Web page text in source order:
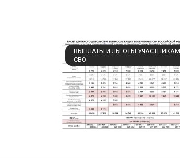
ВЫПЛАТЫ И ЛЬГОТЫ УЧАСТНИКАМ
СВО